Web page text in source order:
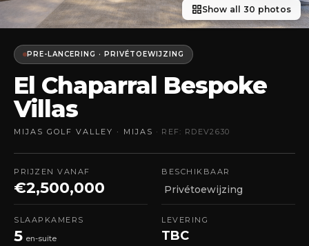
Show all 30 photos
PRE-LANCERING · PRIVÉTOEWIJZING
El Chaparral Bespoke
Villas
MIJAS GOLF VALLEY · MIJAS · REF: RDEV2630
PRIJZEN VANAF
€2,500,000
BESCHIKBAAR
Privétoewijzing
SLAAPKAMERS
5 en-suite
LEVERING
TBC